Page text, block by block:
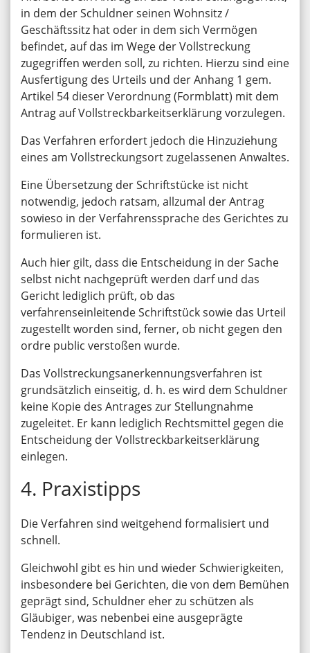
in dem der Schuldner seinen Wohnsitz /
Geschäftssitz hat oder in dem sich Vermögen
befindet, auf das im Wege der Vollstreckung
zugegriffen werden soll, zu richten. Hierzu sind eine
Ausfertigung des Urteils und der Anhang 1 gem.
Artikel 54 dieser Verordnung (Formblatt) mit dem
Antrag auf Vollstreckbarkeitserklärung vorzulegen.
Das Verfahren erfordert jedoch die Hinzuziehung
eines am Vollstreckungsort zugelassenen Anwaltes.
Eine Übersetzung der Schriftstücke ist nicht
notwendig, jedoch ratsam, allzumal der Antrag
sowieso in der Verfahrenssprache des Gerichtes zu
formulieren ist.
Auch hier gilt, dass die Entscheidung in der Sache
selbst nicht nachgeprüft werden darf und das
Gericht lediglich prüft, ob das
verfahrenseinleitende Schriftstück sowie das Urteil
zugestellt worden sind, ferner, ob nicht gegen den
ordre public verstoßen wurde.
Das Vollstreckungsanerkennungsverfahren ist
grundsätzlich einseitig, d. h. es wird dem Schuldner
keine Kopie des Antrages zur Stellungnahme
zugeleitet. Er kann lediglich Rechtsmittel gegen die
Entscheidung der Vollstreckbarkeitserklärung
einlegen.
4. Praxistipps
Die Verfahren sind weitgehend formalisiert und
schnell.
Gleichwohl gibt es hin und wieder Schwierigkeiten,
insbesondere bei Gerichten, die von dem Bemühen
geprägt sind, Schuldner eher zu schützen als
Gläubiger, was nebenbei eine ausgeprägte
Tendenz in Deutschland ist.